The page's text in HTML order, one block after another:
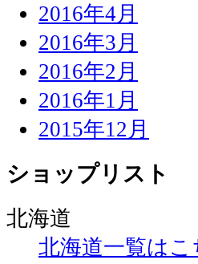
2016年4月
2016年3月
2016年2月
2016年1月
2015年12月
ショップリスト
北海道
北海道一覧はこ